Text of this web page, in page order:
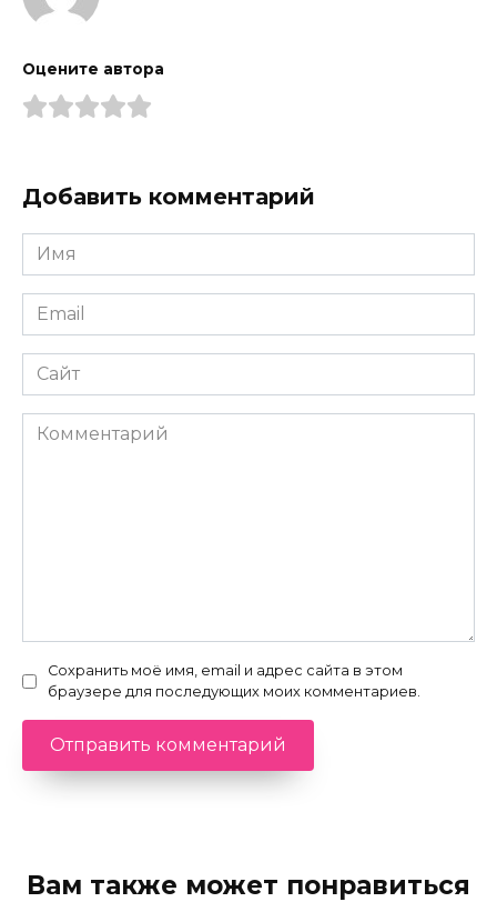
Оцените автора
Добавить комментарий
Имя
*
Email
*
Сайт
Комментарий
Сохранить моё имя, email и адрес сайта в этом
браузере для последующих моих комментариев.
Вам также может понравиться